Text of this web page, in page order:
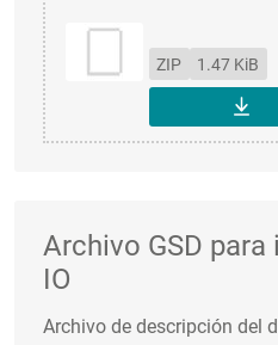
ZIP 1.47 KiB
Archivo GSD
IO
Archivo de descripción del